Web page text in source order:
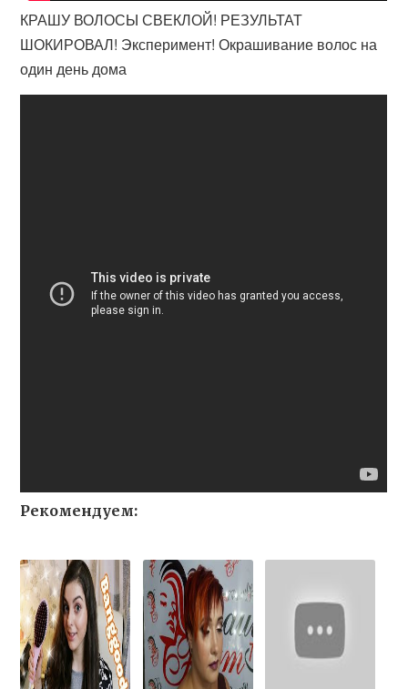
КРАШУ ВОЛОСЫ СВЕКЛОЙ! РЕЗУЛЬТАТ
ШОКИРОВАЛ! Эксперимент! Окрашивание волос на
один день дома
Рекомендуем: